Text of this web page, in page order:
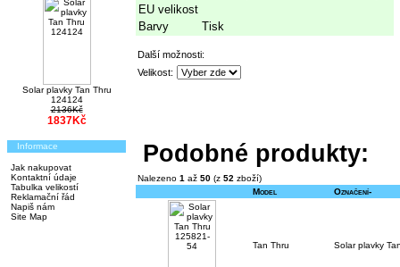
Solar plavky Tan Thru
124124
2136Kč
1837Kč
Informace
Jak nakupovat
Kontaktní údaje
Tabulka velikostí
Reklamační řád
Napiš nám
Site Map
EU velikost
Barvy
Tisk
Další možnosti:
Velikost:
Podobné produkty:
Nalezeno 1 až 50 (z 52 zboží)
Model
Označení-
Tan Thru Solar plavky